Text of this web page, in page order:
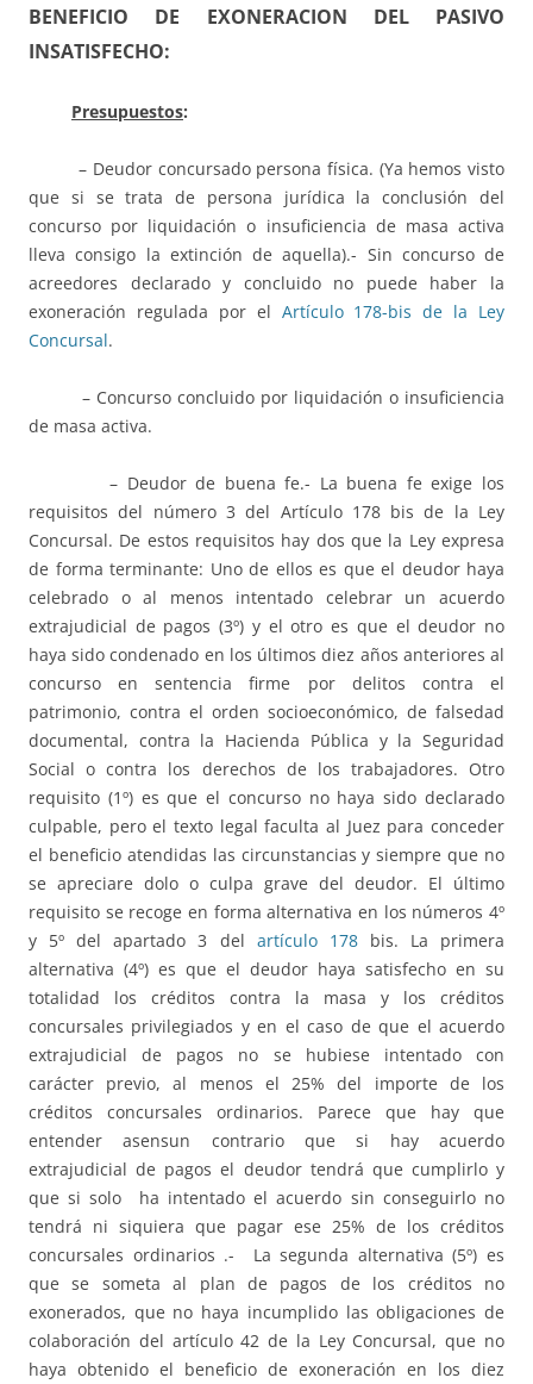
BENEFICIO DE EXONERACION DEL PASIVO
INSATISFECHO:
Presupuestos:
– Deudor concursado persona física. (Ya hemos visto
que si se trata de persona jurídica la conclusión del
concurso por liquidación o insuficiencia de masa activa
lleva consigo la extinción de aquella).- Sin concurso de
acreedores declarado y concluido no puede haber la
exoneración regulada por el Artículo 178-bis de la Ley
Concursal.
– Concurso concluido por liquidación o insuficiencia
de masa activa.
– Deudor de buena fe.- La buena fe exige los
requisitos del número 3 del Artículo 178 bis de la Ley
Concursal. De estos requisitos hay dos que la Ley expresa
de forma terminante: Uno de ellos es que el deudor haya
celebrado o al menos intentado celebrar un acuerdo
extrajudicial de pagos (3º) y el otro es que el deudor no
haya sido condenado en los últimos diez años anteriores al
concurso en sentencia firme por delitos contra el
patrimonio, contra el orden socioeconómico, de falsedad
documental, contra la Hacienda Pública y la Seguridad
Social o contra los derechos de los trabajadores. Otro
requisito (1º) es que el concurso no haya sido declarado
culpable, pero el texto legal faculta al Juez para conceder
el beneficio atendidas las circunstancias y siempre que no
se apreciare dolo o culpa grave del deudor. El último
requisito se recoge en forma alternativa en los números 4º
y 5º del apartado 3 del artículo 178 bis. La primera
alternativa (4º) es que el deudor haya satisfecho en su
totalidad los créditos contra la masa y los créditos
concursales privilegiados y en el caso de que el acuerdo
extrajudicial de pagos no se hubiese intentado con
carácter previo, al menos el 25% del importe de los
créditos concursales ordinarios. Parece que hay que
entender asensun contrario que si hay acuerdo
extrajudicial de pagos el deudor tendrá que cumplirlo y
que si solo ha intentado el acuerdo sin conseguirlo no
tendrá ni siquiera que pagar ese 25% de los créditos
concursales ordinarios .- La segunda alternativa (5º) es
que se someta al plan de pagos de los créditos no
exonerados, que no haya incumplido las obligaciones de
colaboración del artículo 42 de la Ley Concursal, que no
haya obtenido el beneficio de exoneración en los diez